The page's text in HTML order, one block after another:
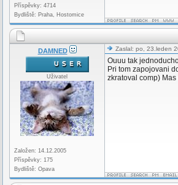
Příspěvky: 4714
Bydliště: Praha, Hostomice
DAMNED
Uživatel
Založen: 14.12.2005
Příspěvky: 175
Bydliště: Opava
Zaslal: po, 23.leden
Ouuu tak
Pri tom zapojovani
zkratoval comp)